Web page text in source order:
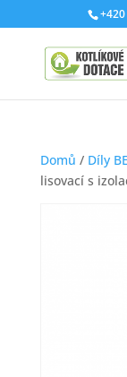
Domů / Díly
lisovací s